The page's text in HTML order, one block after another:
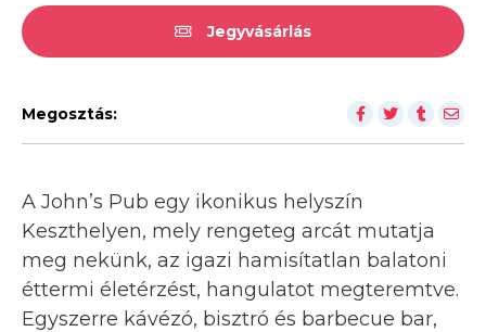
Jegyvásárlás
Megosztás:
A John’s Pub egy ikonikus helyszín
Keszthelyen, mely rengeteg arcát mutatja
meg nekünk, az igazi hamisítatlan balatoni
éttermi életérzést, hangulatot megteremtve.
Egyszerre kávézó, bisztró és barbecue bar,